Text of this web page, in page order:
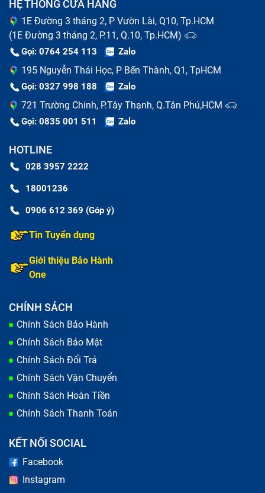
HỆ THỐNG CỬA HÀNG
1E Đường 3 tháng 2, P Vườn Lài, Q10, Tp.HCM
(1E Đường 3 tháng 2, P.11, Q.10, Tp.HCM)
Gọi: 0764 254 113 Zalo
195 Nguyễn Thái Học, P Bến Thành, Q1, TpHCM
Gọi: 0327 998 188 Zalo
721 Trường Chinh, P.Tây Thạnh, Q.Tân Phú,HCM
Gọi: 0835 001 511 Zalo
HOTLINE
028 3957 2222
18001236
0906 612 369 (Góp ý)
Tin Tuyển dụng
Giới thiệu Bảo Hành
One
CHÍNH SÁCH
Chính Sách Bảo Hành
Chính Sách Bảo Mật
Chính Sách Đổi Trả
Chính Sách Vận Chuyển
Chính Sách Hoàn Tiền
Chính Sách Thanh Toán
KẾT NỐI SOCIAL
Facebook
Instagram